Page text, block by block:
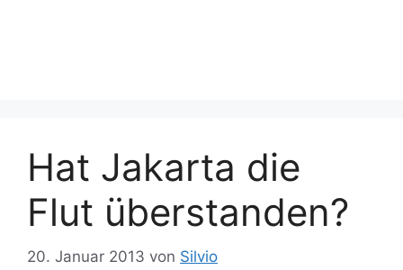
Hat Jakarta die
Flut überstanden?
20. Januar 2013 von Silvio